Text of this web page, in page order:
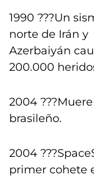
1990 ???Un
norte de Irán y
Azerbaiyán
200.000
2004
brasileño.
2004
primer cohete